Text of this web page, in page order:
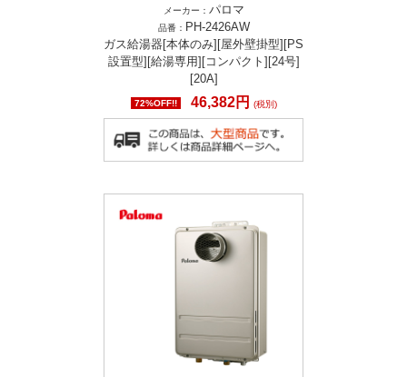
メーカー： パロマ
品番： PH-2426AW
ガス給湯器[本体のみ][屋外壁掛型][PS
設置型][給湯専用][コンパクト][24号]
[20A]
72%OFF!! 46,382円 (税別)